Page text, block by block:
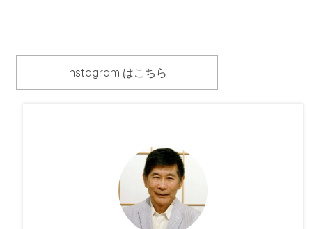
Instagram はこちら